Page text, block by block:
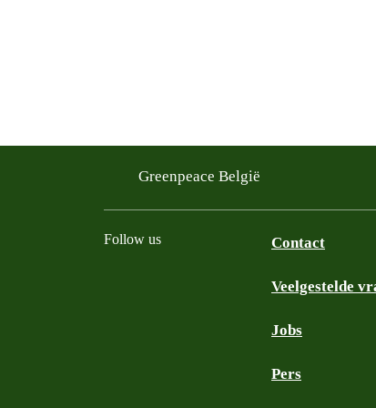
Greenpeace België
Follow us Contact
Veelgestelde
Jobs
Pers